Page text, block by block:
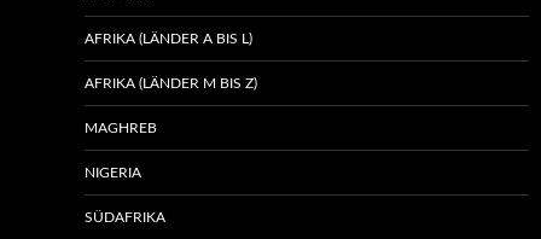
AFRIKA (LÄNDER A BIS L)
AFRIKA (LÄNDER M BIS Z)
MAGHREB
NIGERIA
SÜDAFRIKA